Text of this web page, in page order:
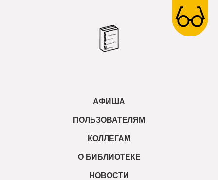
АФИША
ПОЛЬЗОВАТЕЛЯМ
КОЛЛЕГАМ
О БИБЛИОТЕКЕ
НОВОСТИ